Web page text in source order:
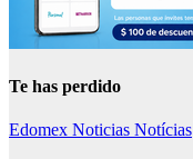
Te has perdido
Edomex Noticias Notícias